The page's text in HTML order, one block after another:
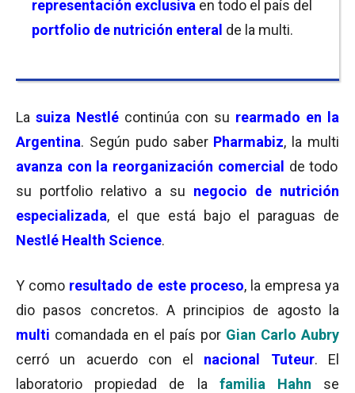
representación exclusiva en todo el país del
portfolio de nutrición enteral de la multi.
La suiza Nestlé continúa con su rearmado en la
Argentina. Según pudo saber Pharmabiz, la multi
avanza con la reorganización comercial
de todo
su portfolio relativo a su negocio de nutrición
especializada, el que está bajo el paraguas de
Nestlé Health Science.
Y como resultado de este proceso, la empresa ya
dio pasos concretos. A principios de agosto la
multi comandada en el país por Gian Carlo Aubry
cerró un acuerdo con el nacional Tuteur. El
laboratorio propiedad de la familia Hahn se